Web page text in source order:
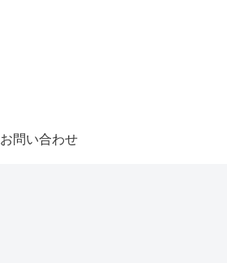
お問い合わせ